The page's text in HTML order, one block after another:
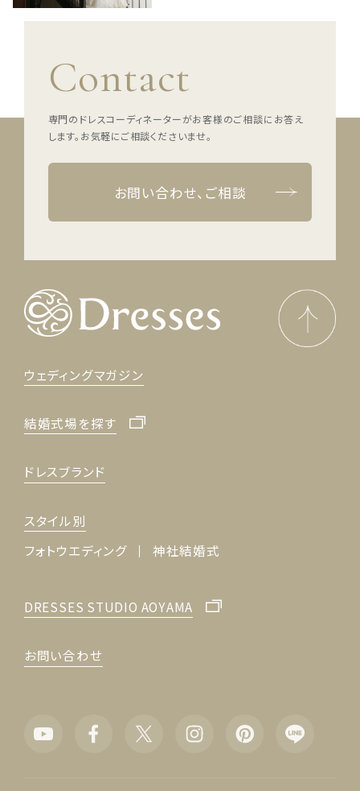
Contact
専門のドレスコーディネーターがお客様のご相談にお答え
します。 お気軽にご相談くださいませ。
お問い合わせ、ご相談
ウェディングマガジン
結婚式場を探す
ドレスブランド
スタイル別
フォトウエディング
神社結婚式
DRESSES STUDIO AOYAMA
お問い合わせ